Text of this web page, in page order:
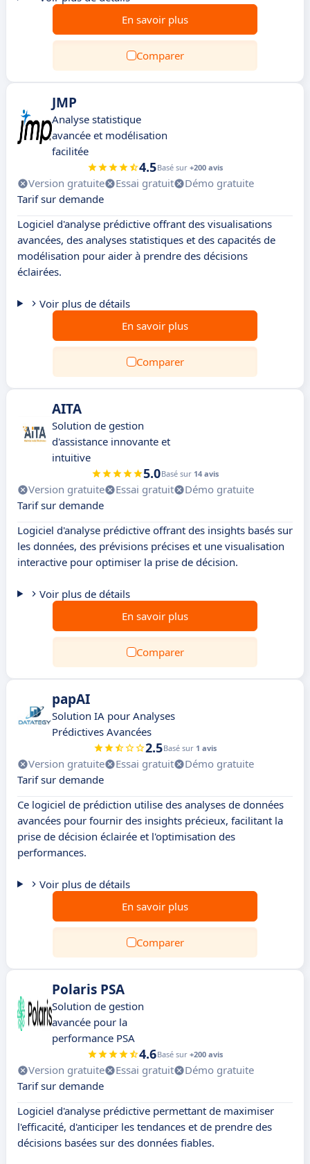
En savoir plus
Comparer
JMP
Analyse statistique
avancée et modélisation
facilitée
4.5Basé sur +200 avis
Version gratuite Essai gratuit
Démo gratuite
Tarif sur demande
Logiciel d'analyse prédictive offrant des visualisations
avancées, des analyses statistiques et des capacités de
modélisation pour aider à prendre des décisions
éclairées.
Voir plus de détails
En savoir plus
Comparer
AITA
Solution de gestion
d'assistance innovante et
intuitive
5.0Basé sur 14 avis
Version gratuite Essai gratuit
Démo gratuite
Tarif sur demande
Logiciel d'analyse prédictive offrant des insights basés sur
les données, des prévisions précises et une visualisation
interactive pour optimiser la prise de décision.
Voir plus de détails
En savoir plus
Comparer
papAI
Solution IA pour Analyses
Prédictives Avancées
2.5Basé sur 1 avis
Version gratuite Essai gratuit
Démo gratuite
Tarif sur demande
Ce logiciel de prédiction utilise des analyses de données
avancées pour fournir des insights précieux, facilitant la
prise de décision éclairée et l'optimisation des
performances.
Voir plus de détails
En savoir plus
Comparer
Polaris PSA
Solution de gestion
avancée pour la
performance PSA
4.6Basé sur +200 avis
Version gratuite Essai gratuit
Démo gratuite
Tarif sur demande
Logiciel d'analyse prédictive permettant de maximiser
l'efficacité, d'anticiper les tendances et de prendre des
décisions basées sur des données fiables.